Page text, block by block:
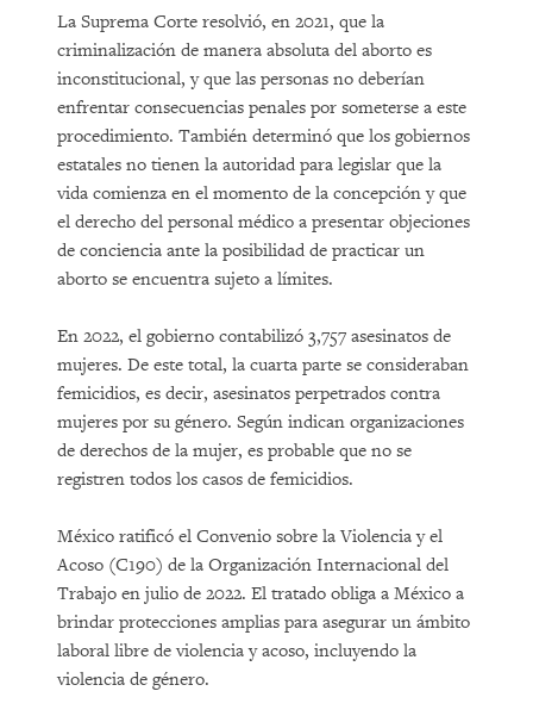
La Suprema Corte resolvió, en 2021, que la
criminalización de manera absoluta del aborto es
inconstitucional, y que las personas no deberían
enfrentar consecuencias penales por someterse a este
procedimiento. También determinó que los gobiernos
estatales no tienen la autoridad para legislar que la
vida comienza en el momento de la concepción y que
el derecho del personal médico a presentar objeciones
de conciencia ante la posibilidad de practicar un
aborto se encuentra sujeto a límites.
En 2022, el gobierno contabilizó 3,757 asesinatos de
mujeres. De este total, la cuarta parte se consideraban
femicidios, es decir, asesinatos perpetrados contra
mujeres por su género. Según indican organizaciones
de derechos de la mujer, es probable que no se
registren todos los casos de femicidios.
México ratificó el Convenio sobre la Violencia y el
Acoso (C190) de la Organización Internacional del
Trabajo en julio de 2022. El tratado obliga a México a
brindar protecciones amplias para asegurar un ámbito
laboral libre de violencia y acoso, incluyendo la
violencia de género.